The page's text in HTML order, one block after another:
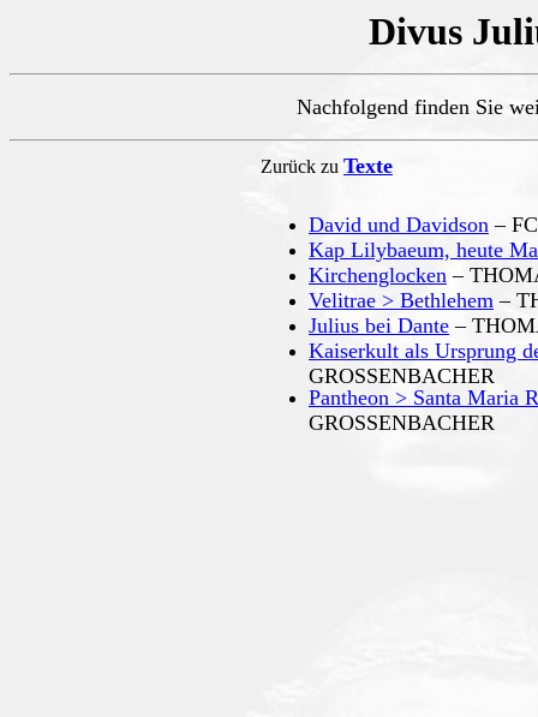
Divus
Nachfolgend finden Sie
Zurück zu Texte
David und Davidson – FC
Kap Lilybaeum, heute
Kirchenglocken –
Velitrae > Bethlehem –
Julius bei Dante –
Kaiserkult als Ursprung
GROSSENBACHER
Pantheon > Santa Maria
GROSSENBACHER